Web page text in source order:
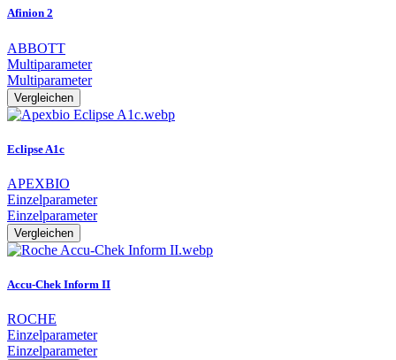
Afinion 2
ABBOTT
Multiparameter
Multiparameter
Vergleichen
Eclipse A1c
APEXBIO
Einzelparameter
Einzelparameter
Vergleichen
Accu-Chek Inform II
ROCHE
Einzelparameter
Einzelparameter